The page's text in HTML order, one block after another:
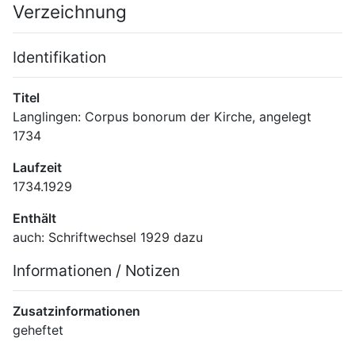
Verzeichnung
Identifikation
Titel
Langlingen: Corpus bonorum der Kirche, angelegt
1734
Laufzeit
1734.1929
Enthält
auch: Schriftwechsel 1929 dazu
Informationen / Notizen
Zusatzinformationen
geheftet